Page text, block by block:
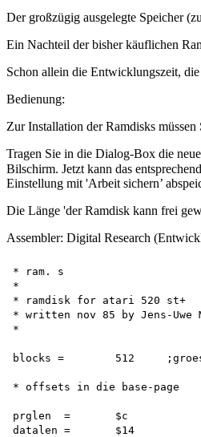
Der großzügig ausgelegte Speicher
Ein Nachteil der bisher käuflichen
Schon allein die Entwicklungszeit,
Bedienung:
Zur Installation der Ramdisks
Tragen Sie in die Dialog-Box die
Bilschirm. Jetzt kann das
Einstellung mit 'Arbeit sichern’
Die Länge 'der Ramdisk kann frei
Assembler: Digital Research
* ram. s
*
* ramdisk for atari 520 st+
* written nov 85 by Jens-Uwe
*
blocks =	512	;groesse in 1 Kbyte blocks
* offsets in die base-page
prglen	=	$c
datalen	=	$14